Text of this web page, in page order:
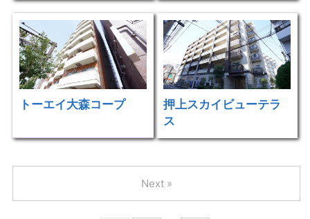
トーエイ大森コープ
押上スカイビューテラ
ス
Next »